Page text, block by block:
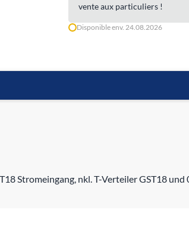
vente aux particuliers !
Disponible env. 24.08.2026
Stromeingang, nkl. T-Verteiler GST18